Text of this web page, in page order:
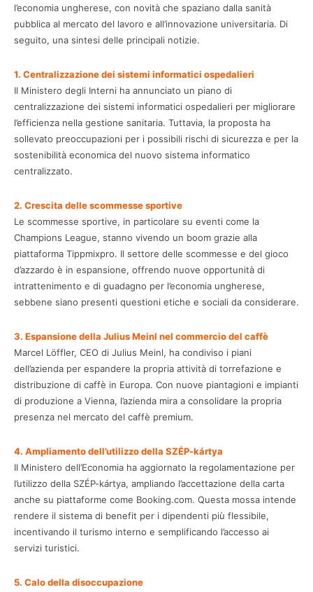
l’economia ungherese, con novità che spaziano dalla sanità
pubblica al mercato del lavoro e all’innovazione universitaria. Di
seguito, una sintesi delle principali notizie.
1. Centralizzazione dei sistemi informatici ospedalieri
Il Ministero degli Interni ha annunciato un piano di
centralizzazione dei sistemi informatici ospedalieri per migliorare
l’efficienza nella gestione sanitaria. Tuttavia, la proposta ha
sollevato preoccupazioni per i possibili rischi di sicurezza e per la
sostenibilità economica del nuovo sistema informatico
centralizzato.
2. Crescita delle scommesse sportive
Le scommesse sportive, in particolare su eventi come la
Champions League, stanno vivendo un boom grazie alla
piattaforma Tippmixpro. Il settore delle scommesse e del gioco
d’azzardo è in espansione, offrendo nuove opportunità di
intrattenimento e di guadagno per l’economia ungherese,
sebbene siano presenti questioni etiche e sociali da considerare.
3. Espansione della Julius Meinl nel commercio del caffè
Marcel Löffler, CEO di Julius Meinl, ha condiviso i piani
dell’azienda per espandere la propria attività di torrefazione e
distribuzione di caffè in Europa. Con nuove piantagioni e impianti
di produzione a Vienna, l’azienda mira a consolidare la propria
presenza nel mercato del caffè premium.
4. Ampliamento dell’utilizzo della SZÉP-kártya
Il Ministero dell’Economia ha aggiornato la regolamentazione per
l’utilizzo della SZÉP-kártya, ampliando l’accettazione della carta
anche su piattaforme come Booking.com. Questa mossa intende
rendere il sistema di benefit per i dipendenti più flessibile,
incentivando il turismo interno e semplificando l’accesso ai
servizi turistici.
5. Calo della disoccupazione